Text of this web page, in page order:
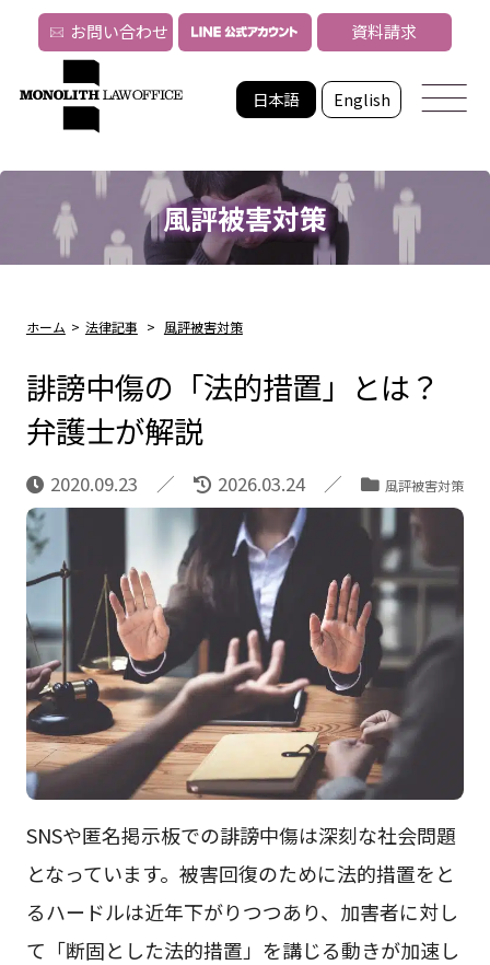
日本語 English
お問い合わせ 資料請求
風評被害対策
ホーム > 法律記事 > 風評被害対策
誹謗中傷の「法的措置」とは？
弁護士が解説
2020.09.23 2026.03.24 風評被害対策
SNSや匿名掲示板での誹謗中傷は深刻な社会問題
となっています。被害回復のために法的措置をと
るハードルは近年下がりつつあり、加害者に対し
て「断固とした法的措置」を講じる動きが加速し